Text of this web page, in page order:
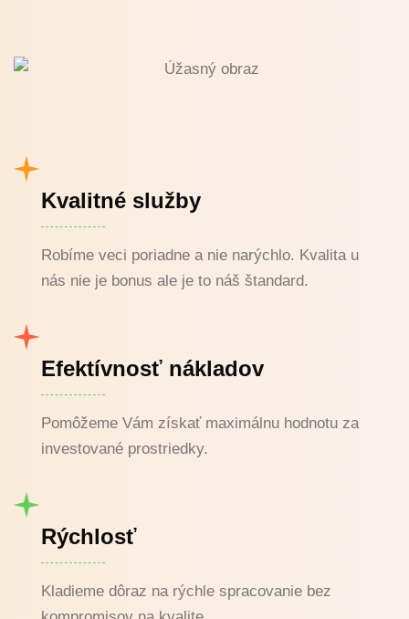
Kvalitné služby
Robíme veci poriadne a nie narýchlo. Kvalita u
nás nie je bonus ale je to náš štandard.
Efektívnosť nákladov
Pomôžeme Vám získať maximálnu hodnotu za
investované prostriedky.
Rýchlosť
Kladieme dôraz na rýchle spracovanie bez